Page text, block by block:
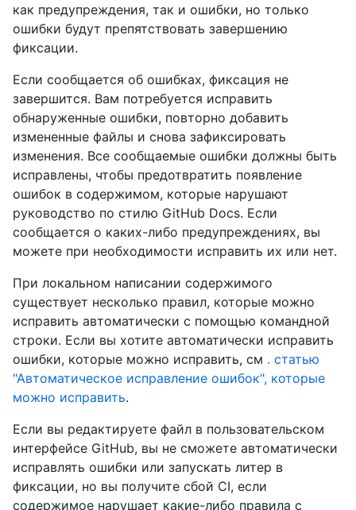
как предупреждения, так и ошибки, но только
ошибки будут препятствовать завершению
фиксации.
Если сообщается об ошибках, фиксация не
завершится. Вам потребуется исправить
обнаруженные ошибки, повторно добавить
измененные файлы и снова зафиксировать
изменения. Все сообщаемые ошибки должны быть
исправлены, чтобы предотвратить появление
ошибок в содержимом, которые нарушают
руководство по стилю GitHub Docs. Если
сообщается о каких-либо предупреждениях, вы
можете при необходимости исправить их или нет.
При локальном написании содержимого
существует несколько правил, которые можно
исправить автоматически с помощью командной
строки. Если вы хотите автоматически исправить
ошибки, которые можно исправить, см . статью
"Автоматическое исправление ошибок", которые
можно исправить.
Если вы редактируете файл в пользовательском
интерфейсе GitHub, вы не сможете автоматически
исправлять ошибки или запускать литер в
фиксации, но вы получите сбой CI, если
содержимое нарушает какие-либо правила с